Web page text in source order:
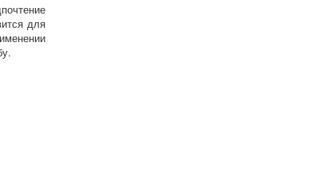
для